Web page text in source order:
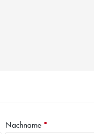
Nachname *